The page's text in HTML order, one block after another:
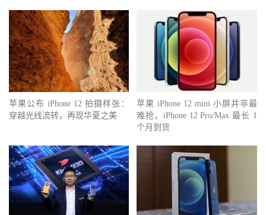
苹果公布 iPhone 12 拍摄样张：
穿越光线流转，再现华夏之美
苹果 iPhone 12 mini 小屏并非最
难抢，iPhone 12 Pro/Max 最长 1
个月到货